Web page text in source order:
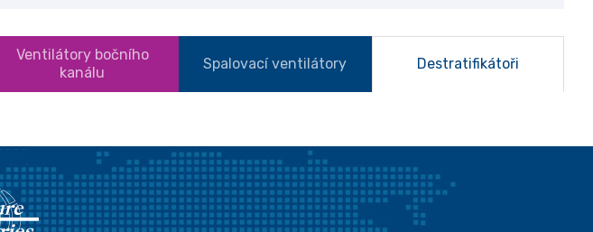
Ventilátory bočního
kanálu
Spalovací ventilátory Destratifikátoři